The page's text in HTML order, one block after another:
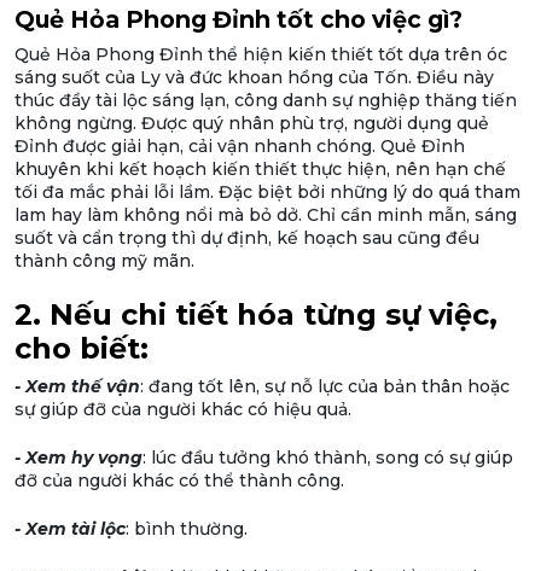
Quẻ Hỏa Phong Đỉnh tốt cho việc gì?
Quẻ Hỏa Phong Đỉnh thể hiện kiến thiết tốt dựa trên óc
sáng suốt của Ly và đức khoan hồng của Tốn. Điều này
thúc đầy tài lộc sáng lạn, công danh sự nghiệp thăng tiến
không ngừng. Được quý nhân phù trợ, người dụng quẻ
Đỉnh được giải hạn, cải vận nhanh chóng. Quẻ Đỉnh
khuyên khi kết hoạch kiến thiết thực hiện, nên hạn chế
tối đa mắc phải lỗi lầm. Đặc biệt bởi những lý do quá tham
lam hay làm không nổi mà bỏ dở. Chỉ cần minh mẫn, sáng
suốt và cẩn trọng thì dự định, kế hoạch sau cũng đều
thành công mỹ mãn.
2. Nếu chi tiết hóa từng sự việc,
cho biết:
- Xem thế vận: đang tốt lên, sự nỗ lực của bản thân hoặc
sự giúp đỡ của người khác có hiệu quả.
- Xem hy vọng: lúc đầu tưởng khó thành, song có sự giúp
đỡ của người khác có thể thành công.
- Xem tài lộc: bình thường.